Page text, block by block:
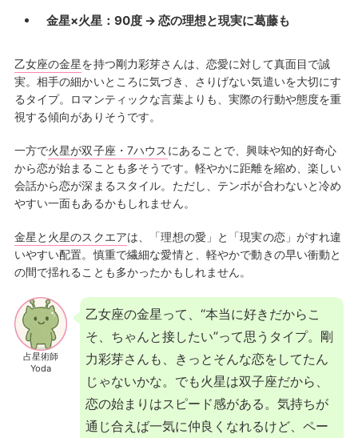
金星×火星：90度 → 恋の理想と現実に葛藤も
乙女座の金星を持つ剛力彩芽さんは、恋愛に対して真面目で誠
実。相手の細かいところに気づき、さりげない気遣いを大切にす
るタイプ。ロマンティックな言葉よりも、実際の行動や態度を重
視する傾向がありそうです。
一方で火星が双子座・7ハウス にあることで、興味や知的好奇心
から恋が始まることも多そうです。軽やかに距離を縮め、楽しい
会話から恋が深まるスタイル。ただし、テンポが合わないと冷め
やすい一面もあるかもしれません。
金星と火星のスクエアは、「理想の愛」と「現実の恋」がすれ違
いやすい配置。慎重で繊細な愛情と、軽やかで動きの早い衝動と
の間で揺れることも多かったかもしれません。
占星術師
Yoda
乙女座の金星って、“本当に好きだからこ
そ、ちゃんと接したい”って思うタイプ。剛
力彩芽さんも、きっとそんな恋をしてたん
じゃないかな。でも火星は双子座だから、
恋の始まりはスピード感がある。気持ちが
通じ合えば一気に仲良くなれるけど、ペー